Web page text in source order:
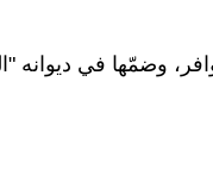
أو "يا جارة الوادي" العام 1927، وتتألف من 47 بيتًا